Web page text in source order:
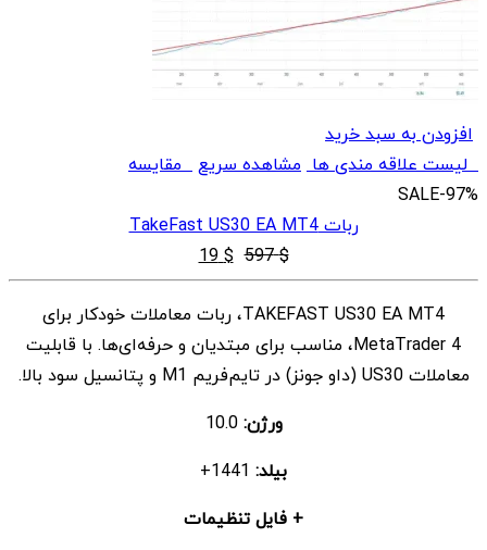
افزودن به سبد خرید
لیست علاقه مندی ها مشاهده سریعمقایسه
SALE-97%
ربات TakeFast US30 EA MT4
$
597
قیمت
اصلی
$ 597
بود.
$
19
قیمت
فعلی
$ 19
است.
TAKEFAST US30 EA MT4، ربات معاملات خودکار برای
MetaTrader 4، مناسب برای مبتدیان و حرفه‌ای‌ها. با قابلیت
معاملات US30 (داو جونز) در تایم‌فریم M1 و پتانسیل سود بالا.
ورژن:10.0
بیلد:
+ فایل تنظیمات